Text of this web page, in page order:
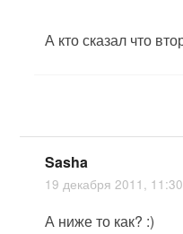
А кто сказал что
Sasha
19 декабря 2011,
А ниже то как? :)